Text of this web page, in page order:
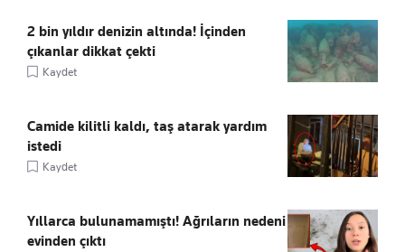
2 bin yıldır denizin altında! İçinden
çıkanlar dikkat çekti
Kaydet
Camide kilitli kaldı, taş atarak yardım
istedi
Kaydet
Yıllarca bulunamamıştı! Ağrıların nedeni
evinden çıktı